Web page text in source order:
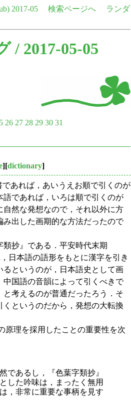
2017-05 検索ページへ
ランダ
/ 2017-05-05
26 27 28 29 30 31
][dictionary]
あれば，あいうえお順で引くのが
であれば，いろは順で引くのが
然な発想なので，それ以外に方
出した画期的な方法だったので
抄』である．平安時代末期
日本語の語形をもとに漢字を引き
というのが，日本語史として画
国語の音韻によって引くべきで
考えるのが普通だったろう．そ
というのだから，発想の大転換
原理を採用したことの重要性を次
あるし，『色葉字類抄』
した吟味は，まったく無用
，非常に重要な事柄を見す